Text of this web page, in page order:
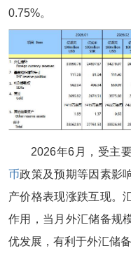
0.75%。
2026年6月，受主
币政策及预期等因素影
产价格表现涨跌互现。
作用，当月外汇储备规
优发展，有利于外汇储